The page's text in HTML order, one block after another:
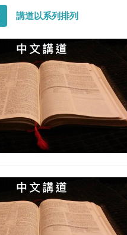
講道以系列排列